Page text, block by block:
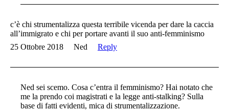
c’è chi strumentalizza questa terribile vicenda per dare la caccia
all’immigrato e chi per portare avanti il suo anti-femminismo
25 Ottobre 2018
Ned Reply
Ned sei scemo. Cosa c’entra il femminismo? Hai notato che
me la prendo coi magistrati e la legge anti-stalking? Sulla
base di fatti evidenti, mica di strumentalizzazione.